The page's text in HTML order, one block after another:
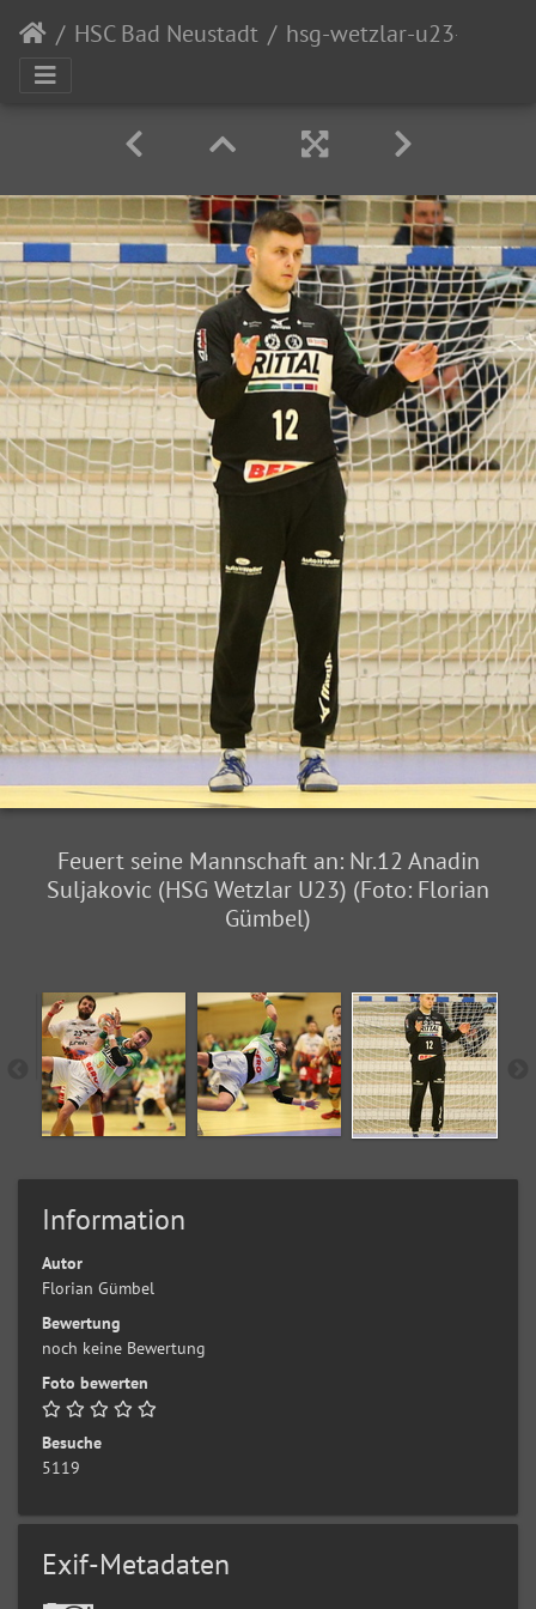
HSC Bad Neustadt
Feuert seine Mannschaft an: Nr.12 Anadin
Suljakovic (HSG Wetzlar U23) (Foto: Florian
Gümbel)
Information
Autor
Florian Gümbel
Bewertung
noch keine Bewertung
Foto bewerten
Besuche
5119
Exif-Metadaten